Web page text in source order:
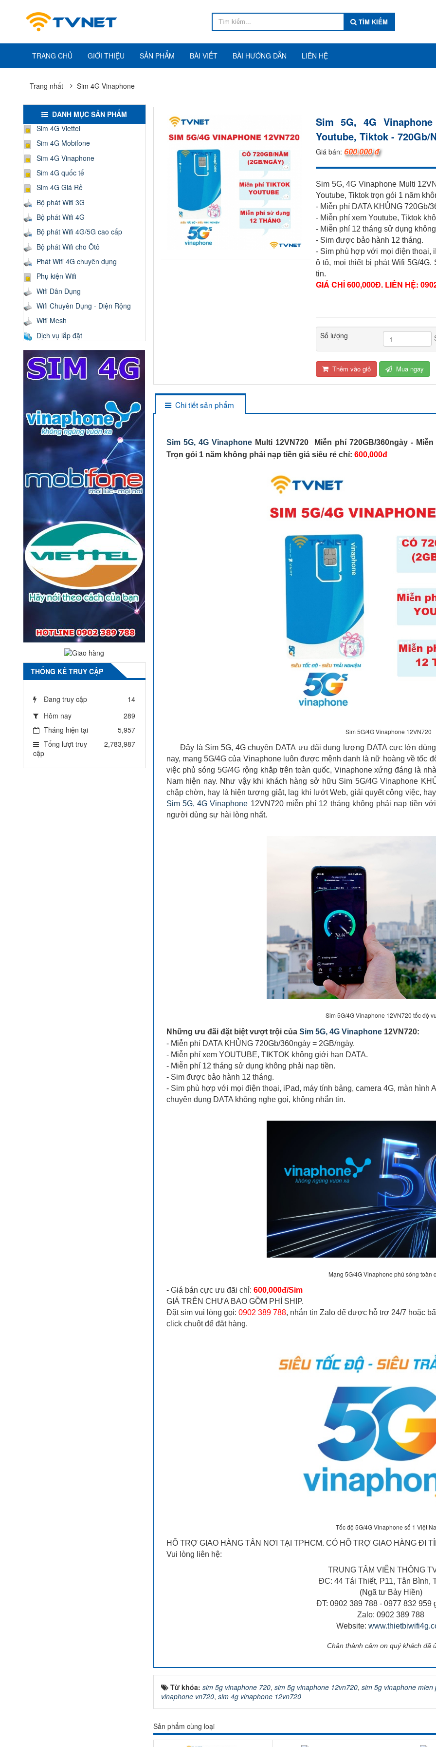
TÌM KIẾM
TRANG CHỦ GIỚI THIỆU SẢN PHẨM BÀI VIẾT BÀI HƯỚNG DẪN LIÊN HỆ
Trang nhất Sim 4G Vinaphone
Sim 5G, 4G
Youtube, Tiktok - 720Gb/
Giá bán: 600.000 đ
Sim 5G, 4G Vinaphone Multi
Youtube, Tiktok trọn gói 1 năm
- Miễn phí DATA KHỦNG 720Gb/
- Miễn phí xem Youtube, Tiktok
- Miễn phí 12 tháng sử dụng
- Sim được bảo hành 12 tháng.
- Sim phù hợp với mọi điện thoại,
ô tô, mọi thiết bị phát Wifi 5G/
tin.
GIÁ CHỈ 600,000Đ. LIÊN HỆ:
Số lượng
Thêm vào giỏ Mua ngay
Chi tiết sản phẩm
Sim 5G, 4G Vinaphone Multi 12VN720 Miễn phí 720GB/360ngày -
Trọn gói 1 năm không phải nạp tiền giá siêu rẻ chỉ: 600,000đ
Sim 5G/4G Vinaphone 12VN720
Đây là Sim 5G, 4G chuyên DATA ưu đãi dung lượng DATA cực lớn
nay, mạng 5G/4G của Vinaphone luôn được mệnh danh là nữ hoàng về tốc
việc phủ sóng 5G/4G rộng khắp trên toàn quốc, Vinaphone xứng đáng là
Nam hiện nay. Như vậy khi khách hàng sở hữu Sim 5G/4G Vinaphone
chập chờn, hay là hiện tượng giật, lag khi lướt Web, giải quyết công việc,
Sim 5G, 4G Vinaphone 12VN720 miễn phí 12 tháng không phải nạp tiền
người dùng sự hài lòng nhất.
Sim 5G/4G Vinaphone 12VN720 tốc độ
Những ưu đãi đặt biệt vượt trội của Sim 5G, 4G Vinaphone 12VN720:
- Miễn phí DATA KHỦNG 720Gb/360ngày = 2GB/ngày.
- Miễn phí xem YOUTUBE, TIKTOK không giới hạn DATA.
- Miễn phí 12 tháng sử dụng không phải nạp tiền.
- Sim được bảo hành 12 tháng.
- Sim phù hợp với mọi điện thoại, iPad, máy tính bảng, camera 4G, màn hình
chuyên dụng DATA không nghe gọi, không nhắn tin.
Mạng 5G/4G Vinaphone phủ sóng toàn
- Giá bán cực ưu đãi chỉ: 600,000đ/Sim
GIÁ TRÊN CHƯA BAO GỒM PHÍ SHIP.
Đặt sim vui lòng gọi: 0902 389 788, nhắn tin Zalo để được hỗ trợ 24/7 hoặc
click chuột để đặt hàng.
Tốc độ 5G/4G Vinaphone số 1 Việt
HỖ TRỢ GIAO HÀNG TÂN NƠI TẠI TPHCM. CÓ HỖ TRỢ GIAO HÀNG ĐI
Vui lòng liên hệ:
TRUNG TÂM VIỄN THÔNG
ĐC: 44 Tái Thiết, P11, Tân Bình,
(Ngã tư Bảy Hiền)
ĐT: 0902 389 788 - 0977 832 959
Zalo: 0902 389 788
Website:
Chân thành cảm ơn quý khách đã
Từ khóa: sim 5g vinaphone 720, sim 5g vinaphone 12vn720, sim 5g vinaphone mien
vinaphone vn720, sim 4g vinaphone 12vn720
Sản phẩm cùng loại
DANH MỤC SẢN PHẨM
Sim 4G Viettel
Sim 4G Mobifone
Sim 4G Vinaphone
Sim 4G quốc tế
Sim 4G Giá Rẻ
Bộ phát Wifi 3G
Bộ phát Wifi 4G
Bộ phát Wifi 4G/5G cao cấp
Bộ phát Wifi cho Ôtô
Phát Wifi 4G chuyên dụng
Phụ kiện Wifi
Wifi Dân Dụng
Wifi Chuyên Dụng - Diện Rộng
Wifi Mesh
Dịch vụ lắp đặt
THỐNG KÊ TRUY CẬP
Đang truy cập
14
Hôm nay
289
Tháng hiện tại
5,957
Tổng lượt truy
cập
2,783,987